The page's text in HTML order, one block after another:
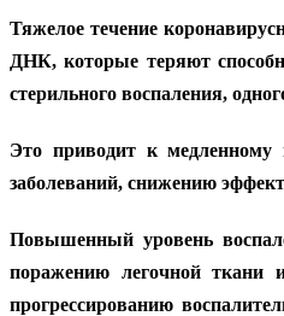
Тяжелое течение
ДНК, которые теряют
стерильного воспаления,
Это приводит к медленному
заболеваний, снижению
Повышенный уровень
поражению легочной ткани
прогрессированию